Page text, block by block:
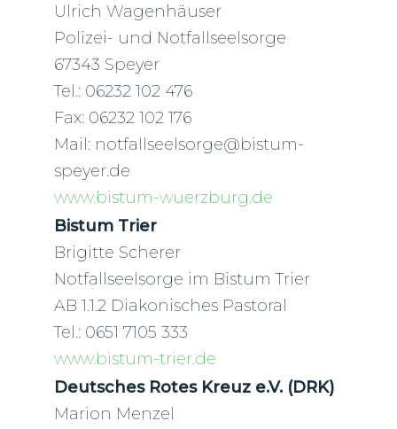
Ulrich Wagenhäuser
Polizei- und Notfallseelsorge
67343 Speyer
Tel.: 06232 102 476
Fax: 06232 102 176
Mail: notfallseelsorge@bistum-
speyer.de
www.bistum-wuerzburg.de
Bistum Trier
Brigitte Scherer
Notfallseelsorge im Bistum Trier
AB 1.1.2 Diakonisches Pastoral
Tel.: 0651 7105 333
www.bistum-trier.de
Deutsches Rotes Kreuz e.V. (DRK)
Marion Menzel